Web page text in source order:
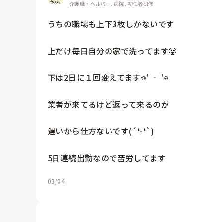
介護職・ヘルパー, 病院, 初任者研修
うちの職場も上下3枚しかないです
上だけ毎日自分の家で洗ってます🥲
下は2日に１回変えてます𖦹‎' ‐ '𖦹‎‎
業者が来てるけど返って来るのが
遅いから仕方ないです(´❛-❛`)
5日連続出勤なので苦労してます
03/04